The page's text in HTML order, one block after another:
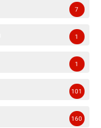
7
1
1
101
160